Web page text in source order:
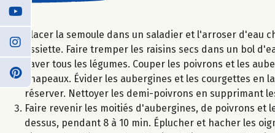
Placer la semoule dans un saladier et l'arroser d'eau
assiette. Faire tremper les raisins secs dans un bol
Laver tous les légumes. Couper les poivrons et les
chapeaux. Évider les aubergines et les courgettes
réserver. Nettoyer les demi-poivrons en supprimant
Faire revenir les moitiés d'aubergines, de poivrons et
dessus, pendant 8 à 10 min. Éplucher et hacher les